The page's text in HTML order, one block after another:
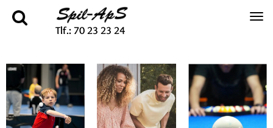
Tlf.: 70 23 23 24